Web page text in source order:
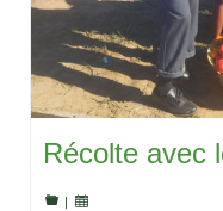
Récolte avec
|